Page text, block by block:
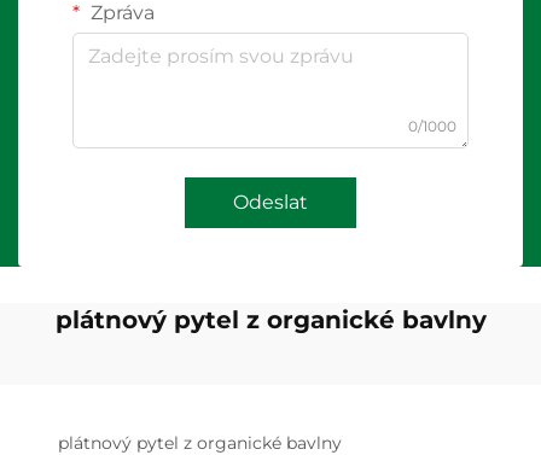
Zpráva
0/1000
Odeslat
plátnový pytel z organické bavlny
plátnový pytel z organické bavlny